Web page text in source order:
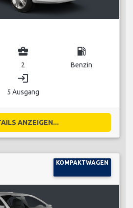
business_center
2
local_gas_station
Benzin
login
5 Ausgang
ANZEIGEN...
KOMPAKTWAGEN